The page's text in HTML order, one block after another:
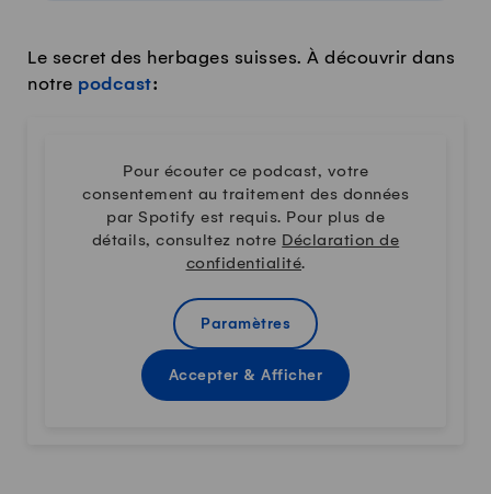
Le secret des herbages suisses. À découvrir dans
notre podcast:
Pour écouter ce podcast, votre
consentement au traitement des données
par Spotify est requis. Pour plus de
détails, consultez notre Déclaration de
confidentialité.
Paramètres
Accepter & Afficher